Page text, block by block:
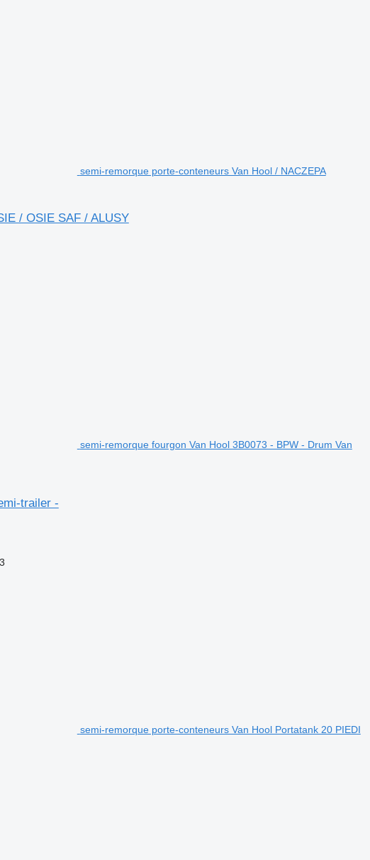
semi-remorque porte-conteneurs Van Hool / NACZEPA
/ OSIE SAF / ALUSY
semi-remorque fourgon Van Hool 3B0073 - BPW - Drum Van
trailer -
3
semi-remorque porte-conteneurs Van Hool Portatank 20 PIEDI